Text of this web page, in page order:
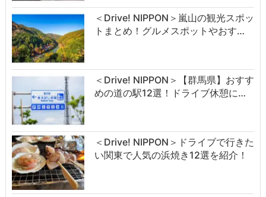
＜Drive! NIPPON＞嵐山の観光スポッ
トまとめ！グルメスポットやおす…
＜Drive! NIPPON＞【群馬県】おすす
めの道の駅12選！ドライブ休憩に…
＜Drive! NIPPON＞ドライブで行きた
い関東で人気の浜焼き12選を紹介！